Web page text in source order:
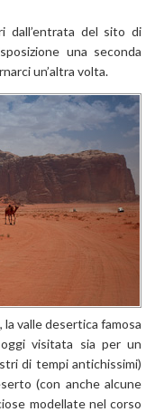
dall’entrata del sito di
una seconda
un’altra volta.
la valle desertica famosa
visitata sia per un
di tempi antichissimi)
(con anche alcune
modellate nel corso